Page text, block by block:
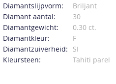
Diamantslijpvorm:
Briljant
Diamant aantal:
30
Diamantgewicht:
0.30 ct.
Diamantkleur:
F
Diamantzuiverheid:
SI
Kleursteen:
Tahiti parel